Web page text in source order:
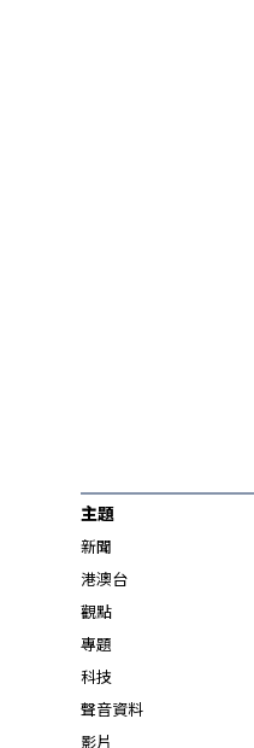
主題
新聞
港澳台
觀點
專題
科技
聲音資料
影片